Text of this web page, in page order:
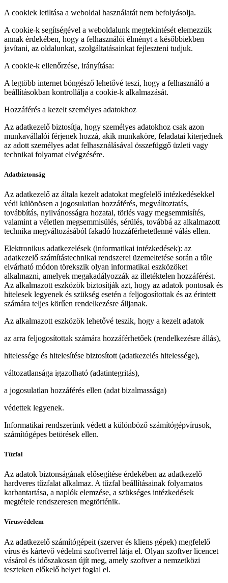
A cookiek letiltása a weboldal használatát nem befolyásolja.
A cookie-k segítségével a weboldalunk megtekintését elemezzük
annak érdekében, hogy a felhasználói élményt a későbbiekben
javítani, az oldalunkat, szolgáltatásainkat fejleszteni tudjuk.
A cookie-k ellenőrzése, irányítása:
A legtöbb internet böngésző lehetővé teszi, hogy a felhasználó a
beállításokban kontrollálja a cookie-k alkalmazását.
Hozzáférés a kezelt személyes adatokhoz
Az adatkezelő biztosítja, hogy személyes adatokhoz csak azon
munkavállalói férjenek hozzá, akik munkaköre, feladatai kiterjednek
az adott személyes adat felhasználásával összefüggő üzleti vagy
technikai folyamat elvégzésére.
Adatbiztonság
Az adatkezelő az általa kezelt adatokat megfelelő intézkedésekkel
védi különösen a jogosulatlan hozzáférés, megváltoztatás,
továbbítás, nyilvánosságra hozatal, törlés vagy megsemmisítés,
valamint a véletlen megsemmisülés, sérülés, továbbá az alkalmazott
technika megváltozásából fakadó hozzáférhetetlenné válás ellen.
Elektronikus adatkezelések (informatikai intézkedések): az
adatkezelő számítástechnikai rendszerei üzemeltetése során a tőle
elvárható módon törekszik olyan informatikai eszközöket
alkalmazni, amelyek megakadályozzák az illetéktelen hozzáférést.
Az alkalmazott eszközök biztosítják azt, hogy az adatok pontosak és
hitelesek legyenek és szükség esetén a feljogosítottak és az érintett
számára teljes körűen rendelkezésre álljanak.
Az alkalmazott eszközök lehetővé teszik, hogy a kezelt adatok
az arra feljogosítottak számára hozzáférhetőek (rendelkezésre állás),
hitelessége és hitelesítése biztosított (adatkezelés hitelessége),
változatlansága igazolható (adatintegritás),
a jogosulatlan hozzáférés ellen (adat bizalmassága)
védettek legyenek.
Informatikai rendszerünk védett a különböző számítógépvírusok,
számítógépes betörések ellen.
Tűzfal
Az adatok biztonságának elősegítése érdekében az adatkezelő
hardveres tűzfalat alkalmaz. A tűzfal beállításainak folyamatos
karbantartása, a naplók elemzése, a szükséges intézkedések
megtétele rendszeresen megtörténik.
Vírusvédelem
Az adatkezelő számítógépeit (szerver és kliens gépek) megfelelő
vírus és kártevő védelmi szoftverrel látja el. Olyan szoftver licencet
vásárol és időszakosan újít meg, amely szoftver a nemzetközi
teszteken előkelő helyet foglal el.